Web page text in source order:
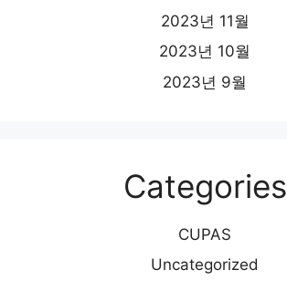
2023년 11월
2023년 10월
2023년 9월
Categories
CUPAS
Uncategorized